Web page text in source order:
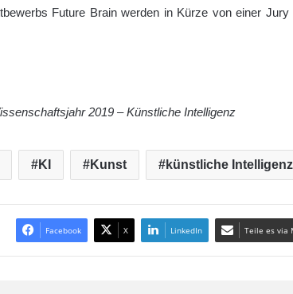
Future Brain werden in Kürze von einer
2019 – Künstliche Intelligenz
KI Kunst künstliche Intelligenz
Facebook X LinkedIn Teile es via